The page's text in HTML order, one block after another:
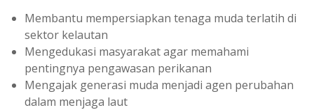
Membantu mempersiapkan tenaga muda terlatih di
sektor kelautan
Mengedukasi masyarakat agar memahami
pentingnya pengawasan perikanan
Mengajak generasi muda menjadi agen perubahan
dalam menjaga laut